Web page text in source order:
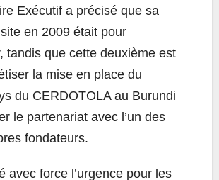
Exécutif a précisé que sa
en 2009 était pour
tandis que cette deuxième est
la mise en place du
du CERDOTOLA au Burundi
le partenariat avec l’un des
fondateurs.
avec force l’urgence pour les